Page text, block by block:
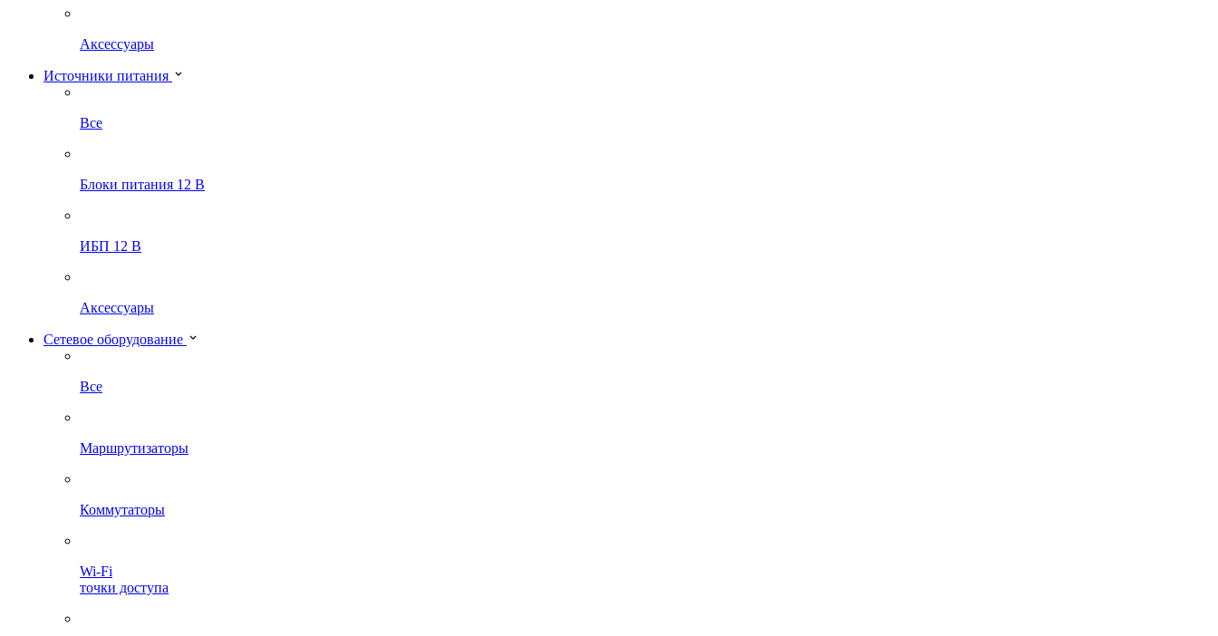
Аксессуары
Источники питания
Все
Блоки питания 12 В
ИБП 12 В
Аксессуары
Сетевое оборудование
Все
Маршрутизаторы
Коммутаторы
Wi-Fi
точки доступа